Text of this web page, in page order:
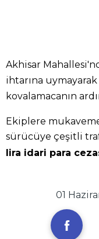
Akhisar
ihtarına
kovalamacanın
Ekiplere
sürücüye çeşitli
lira idari para
01